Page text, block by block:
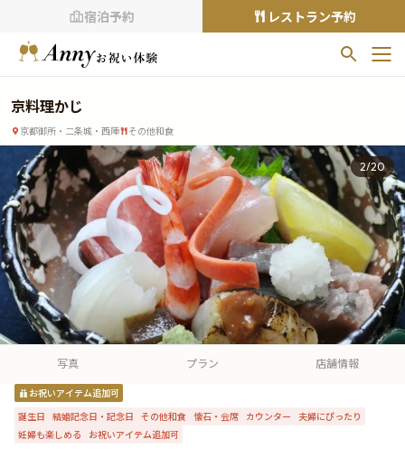
宿泊予約 レストラン予約
お気に入りプラン
お気に入りの登録がありません
プランの をクリックすることで
お気に入りに追加できます。
閲覧履歴
閲覧履歴はありません
過去に見たお店が最大10件まで表示されます。
10件を超えると、古いものから順に削除されます。
TOP
Annyお祝い体験について
Annyお祝いアイテムについて
よくあるご質問
京料理かじ
京都御所・二条城・西陣 その他和食
2/20
写真 プラン 店舗情報
お祝いアイテム追加可
誕生日 結婚記念日・記念日 その他和食 懐石・会席 カウンター
夫婦にぴったり
妊婦も楽しめる
お祝いアイテム追加可